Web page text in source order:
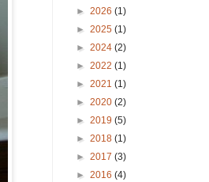
► 2026 (1)
► 2025 (1)
► 2024 (2)
► 2022 (1)
► 2021 (1)
► 2020 (2)
► 2019 (5)
► 2018 (1)
► 2017 (3)
► 2016 (4)